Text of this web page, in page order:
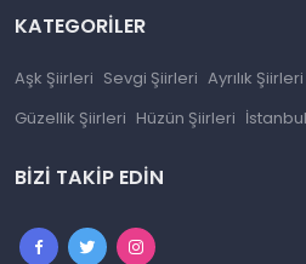
KATEGORILER
Aşk Şiirleri Sevgi Şiirleri Ayrılık Şiirleri
Güzellik Şiirleri Hüzün Şiirleri
BIZI TAKIP EDIN